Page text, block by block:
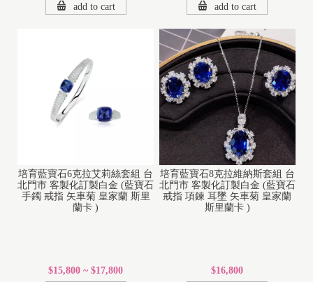
add to cart
add to cart
培育藍寶石6克拉艾莉絲套組 台
北門市 客製化訂製白金 (藍寶石
手鐲 戒指 矢車菊 皇家蘭 斯里
蘭卡 )
$15,800 ~ $17,800
培育藍寶石8克拉維納斯套組 台
北門市 客製化訂製白金 (藍寶石
戒指 項鍊 耳墜 矢車菊 皇家蘭
斯里蘭卡 )
$16,800